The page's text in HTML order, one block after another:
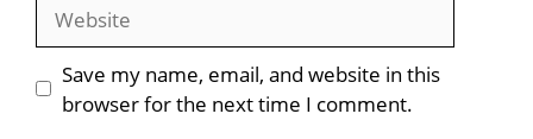
Save my name, email, and website in this
browser for the next time I comment.